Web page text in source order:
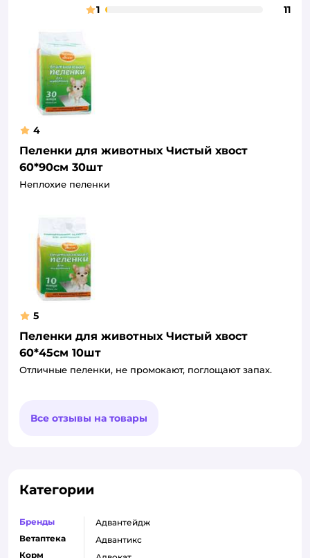
1
11
4
Пеленки для животных Чистый хвост
60*90см 30шт
Неплохие пеленки
5
Пеленки для животных Чистый хвост
60*45см 10шт
Отличные пеленки, не промокают, поглощают запах.
Все отзывы на товары
Категории
Бренды
Ветаптека
Корм
адвантейдж
адвантикс